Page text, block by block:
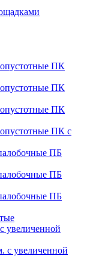
ПК
ПК
ПК
ПК с
ПБ
ПБ
ПБ
увеличенной